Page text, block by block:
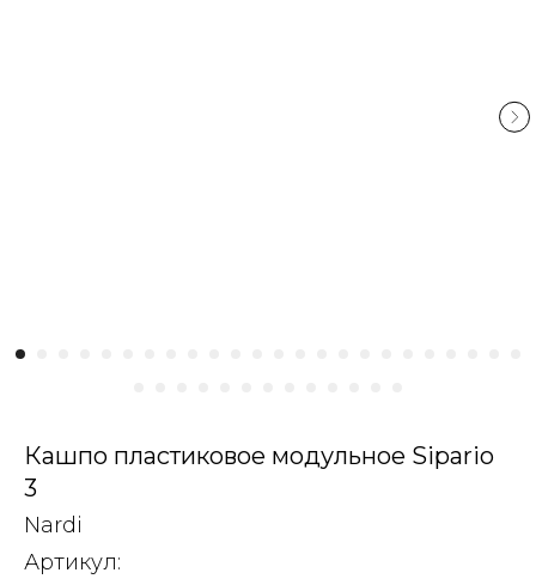
Кашпо пластиковое модульное Sipario
3
Nardi
Артикул: